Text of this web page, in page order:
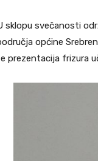
sklopu svečanosti
općine
prezentacija frizura